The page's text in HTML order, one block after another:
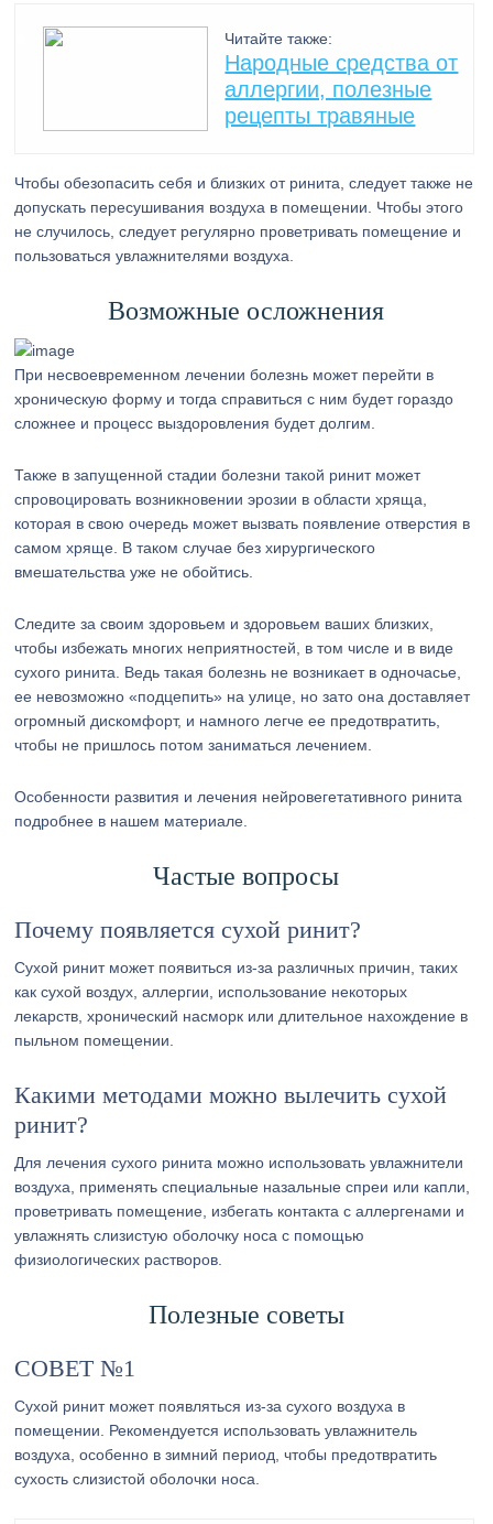
Читайте также:
Народные средства от
аллергии, полезные
рецепты травяные
Чтобы обезопасить себя и близких от ринита, следует также не
допускать пересушивания воздуха в помещении. Чтобы этого
не случилось, следует регулярно проветривать помещение и
пользоваться увлажнителями воздуха.
Возможные осложнения
При несвоевременном лечении болезнь может перейти в
хроническую форму и тогда справиться с ним будет гораздо
сложнее и процесс выздоровления будет долгим.
Также в запущенной стадии болезни такой ринит может
спровоцировать возникновении эрозии в области хряща,
которая в свою очередь может вызвать появление отверстия в
самом хряще. В таком случае без хирургического
вмешательства уже не обойтись.
Следите за своим здоровьем и здоровьем ваших близких,
чтобы избежать многих неприятностей, в том числе и в виде
сухого ринита. Ведь такая болезнь не возникает в одночасье,
ее невозможно «подцепить» на улице, но зато она доставляет
огромный дискомфорт, и намного легче ее предотвратить,
чтобы не пришлось потом заниматься лечением.
Особенности развития и лечения нейровегетативного ринита
подробнее в нашем материале.
Частые вопросы
Почему появляется сухой ринит?
Сухой ринит может появиться из-за различных причин, таких
как сухой воздух, аллергии, использование некоторых
лекарств, хронический насморк или длительное нахождение в
пыльном помещении.
Какими методами можно вылечить сухой
ринит?
Для лечения сухого ринита можно использовать увлажнители
воздуха, применять специальные назальные спреи или капли,
проветривать помещение, избегать контакта с аллергенами и
увлажнять слизистую оболочку носа с помощью
физиологических растворов.
Полезные советы
СОВЕТ №1
Сухой ринит может появляться из-за сухого воздуха в
помещении. Рекомендуется использовать увлажнитель
воздуха, особенно в зимний период, чтобы предотвратить
сухость слизистой оболочки носа.